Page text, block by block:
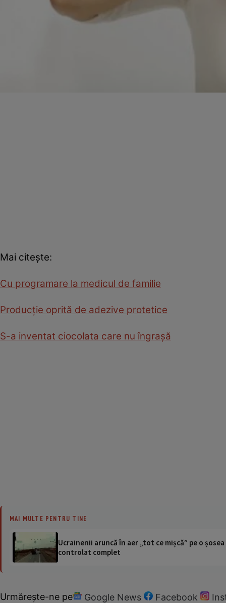
Mai citeşte:
Cu programare la medicul de familie
Producţie oprită de adezive protetice
S-a inventat ciocolata care nu îngraşă
MAI MULTE PENTRU TINE
Ucrainenii aruncă în aer „tot ce mișcă” pe o
controlat complet
Urmărește-ne pe Google News Facebook